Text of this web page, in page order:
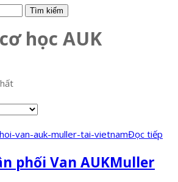
học AUK
Đọc tiếp
phối Van AUKMuller